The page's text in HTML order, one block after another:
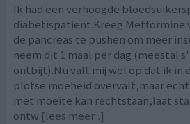
Ik had een verhoogde
diabetispatient.Kreeg Metformine
de pancreas te pushen om meer
neem dit 1 maal per dag (meestal
ontbijt).Nu valt mij wel op dat ik in
plotse moeheid overvalt,maar
met moeite kan rechtstaan,laat
ontw [lees meer...]